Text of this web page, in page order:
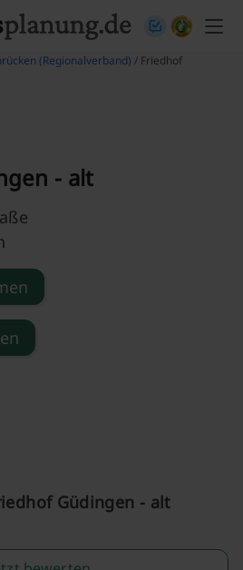
(Regionalverband) / Friedhof
- alt
Güdingen - alt